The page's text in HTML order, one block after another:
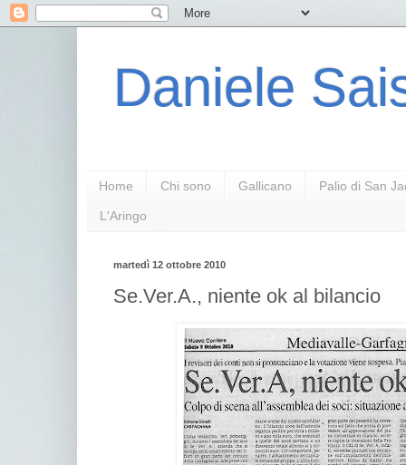
Daniele
Home Chi sono Gallicano Palio di San
L'Aringo
martedì 12 ottobre 2010
Se.Ver.A., niente ok al bilancio